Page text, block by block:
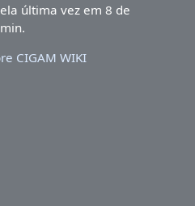
última vez em 8 de
CIGAM WIKI